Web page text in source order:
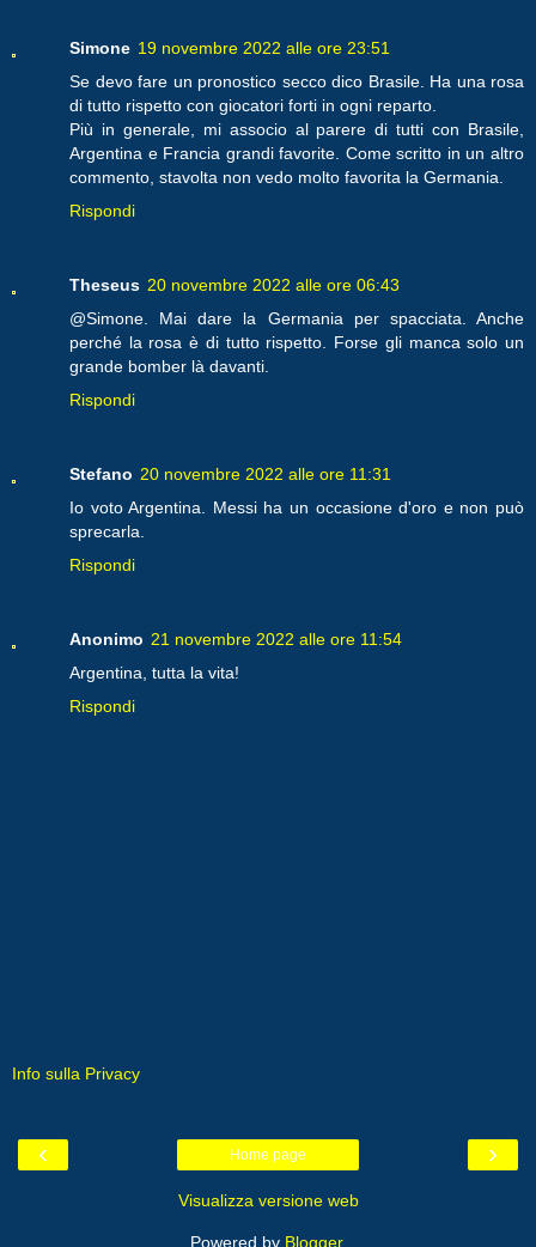
Simone 19 novembre 2022 alle ore 23:51
Se devo fare un pronostico secco dico Brasile. Ha una rosa
di tutto rispetto con giocatori forti in ogni reparto.
Più in generale, mi associo al parere di tutti con Brasile,
Argentina e Francia grandi favorite. Come scritto in un altro
commento, stavolta non vedo molto favorita la Germania.
Rispondi
Theseus 20 novembre 2022 alle ore 06:43
@Simone. Mai dare la Germania per spacciata. Anche
perché la rosa è di tutto rispetto. Forse gli manca solo un
grande bomber là davanti.
Rispondi
Stefano 20 novembre 2022 alle ore 11:31
Io voto Argentina. Messi ha un occasione d'oro e non può
sprecarla.
Rispondi
Anonimo 21 novembre 2022 alle ore 11:54
Argentina, tutta la vita!
Rispondi
Info sulla Privacy
‹ ›
Home page
Visualizza versione web
Powered by Blogger.